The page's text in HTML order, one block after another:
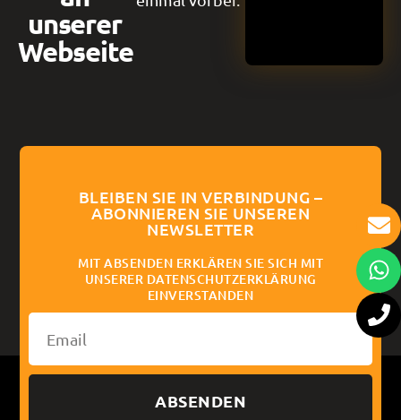
unserer
Webseite
BLEIBEN SIE IN VERBINDUNG –
ABONNIEREN SIE UNSEREN
NEWSLETTER
MIT ABSENDEN ERKLÄREN SIE SICH MIT
UNSERER DATENSCHUTZERKLÄRUNG
EINVERSTANDEN
ABSENDEN